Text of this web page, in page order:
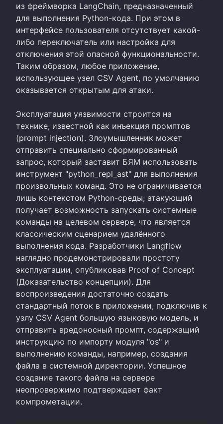
из фреймворка LangChain, предназначенный
для выполнения Python-кода. При этом в
интерфейсе пользователя отсутствует какой-
либо переключатель или настройка для
отключения этой опасной функциональности.
Таким образом, любое приложение,
использующее узел CSV Agent, по умолчанию
оказывается открытым для атаки.
Эксплуатация уязвимости строится на
технике, известной как инъекция промптов
(prompt injection). Злоумышленник может
отправить специально сформированный
запрос, который заставит БЯМ использовать
инструмент "python_repl_ast" для выполнения
произвольных команд. Это не ограничивается
лишь контекстом Python-среды; атакующий
получает возможность запускать системные
команды на целевом сервере, что является
классическим сценарием удалённого
выполнения кода. Разработчики Langflow
наглядно продемонстрировали простоту
эксплуатации, опубликовав Proof of Concept
(Доказательство концепции). Для
воспроизведения достаточно создать
стандартный поток в приложении, подключив к
узлу CSV Agent большую языковую модель, и
отправить вредоносный промпт, содержащий
инструкцию по импорту модуля "os" и
выполнению команды, например, создания
файла в системной директории. Успешное
создание такого файла на сервере
неопровержимо подтверждает факт
компрометации.